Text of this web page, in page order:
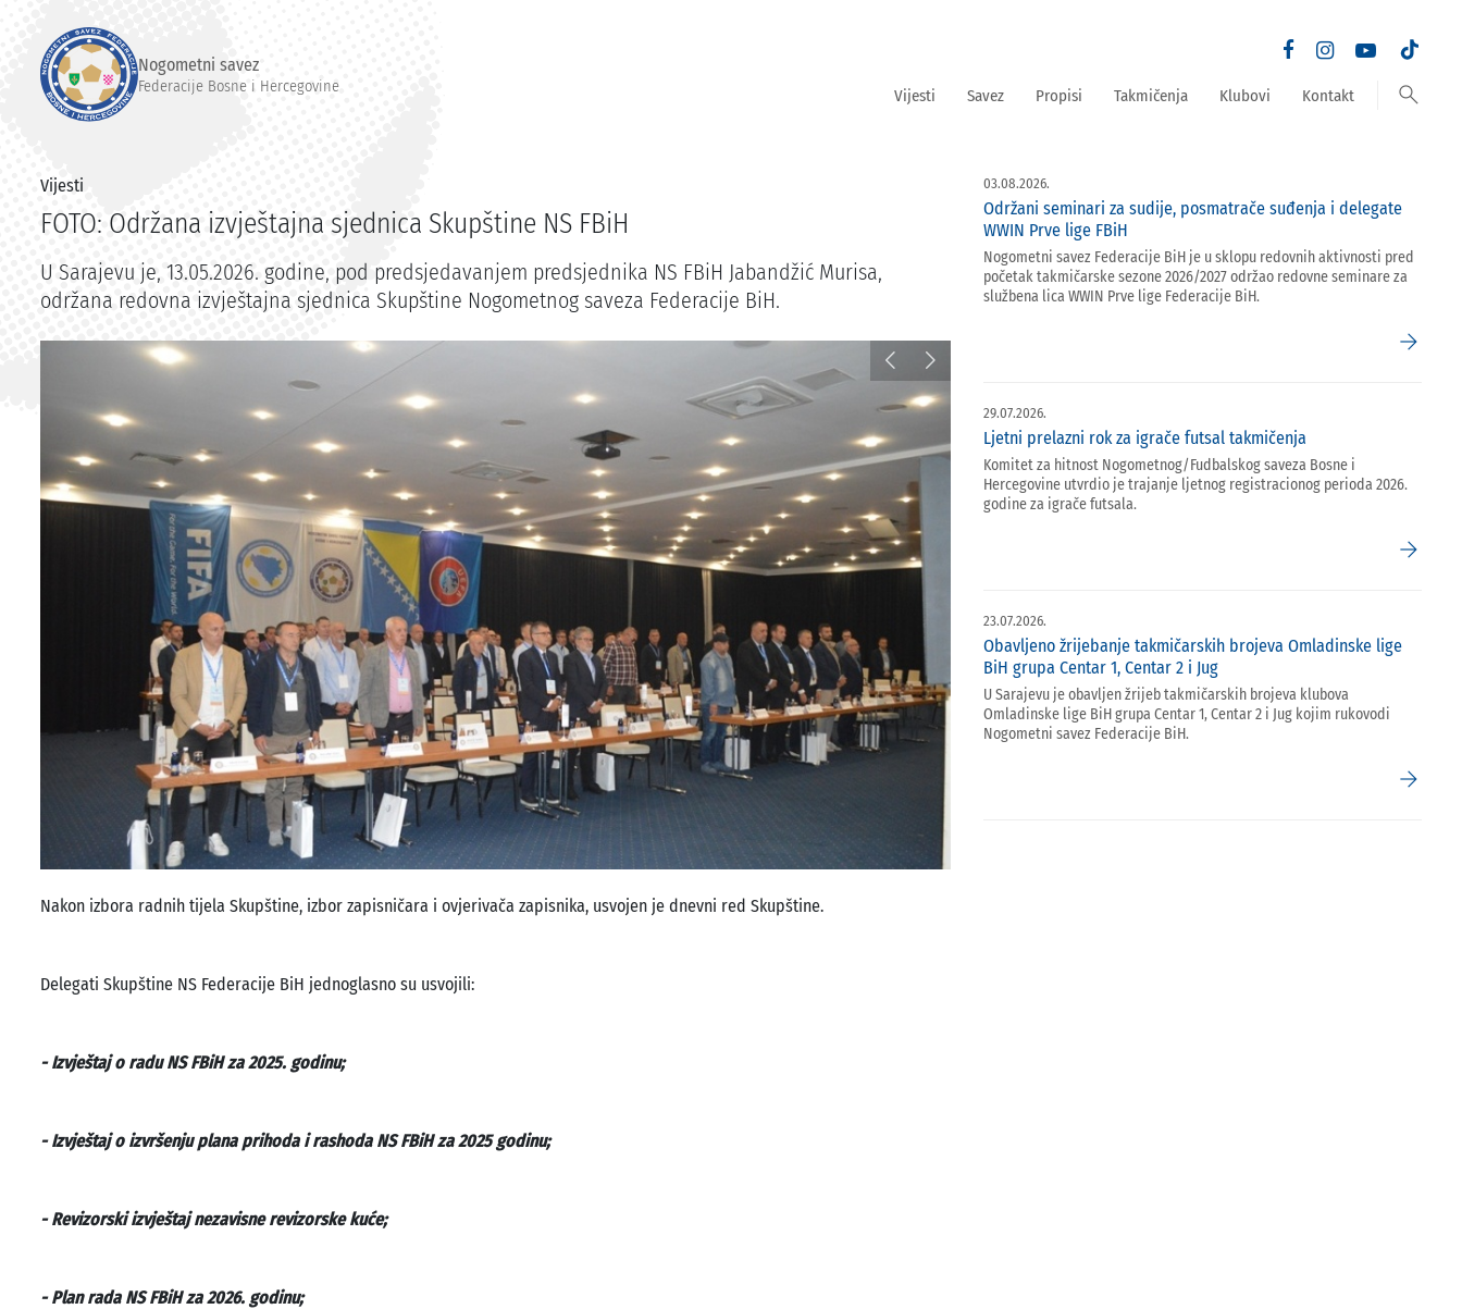
Nogometni savez
Federacije Bosne i Hercegovine Vijesti Savez Propisi Takmičenja Klubovi Kontakt search
Vijesti
FOTO: Održana izvještajna sjednica Skupštine NS FBiH
U Sarajevu je, 13.05.2026. godine, pod predsjedavanjem predsjednika NS FBiH Jabandžić Murisa,
održana redovna izvještajna sjednica Skupštine Nogometnog saveza Federacije BiH.
Nakon izbora radnih tijela Skupštine, izbor zapisničara i ovjerivača zapisnika, usvojen je dnevni red Skupštine.
Delegati Skupštine NS Federacije BiH jednoglasno su usvojili:
- Izvještaj o radu NS FBiH za 2025. godinu;
- Izvještaj o izvršenju plana prihoda i rashoda NS FBiH za 2025 godinu;
- Revizorski izvještaj nezavisne revizorske kuće;
- Plan rada NS FBiH za 2026. godinu;
03.08.2026.
Održani seminari za sudije, posmatrače suđenja i delegate
WWIN Prve lige FBiH
Nogometni savez Federacije BiH je u sklopu redovnih aktivnosti pred
početak takmičarske sezone 2026/2027 održao redovne seminare za
službena lica WWIN Prve lige Federacije BiH.
arrow_forward
29.07.2026.
Ljetni prelazni rok za igrače futsal takmičenja
Komitet za hitnost Nogometnog/Fudbalskog saveza Bosne i
Hercegovine utvrdio je trajanje ljetnog registracionog perioda 2026.
godine za igrače futsala.
arrow_forward
23.07.2026.
Obavljeno žrijebanje takmičarskih brojeva Omladinske lige
BiH grupa Centar 1, Centar 2 i Jug
U Sarajevu je obavljen žrijeb takmičarskih brojeva klubova
Omladinske lige BiH grupa Centar 1, Centar 2 i Jug kojim rukovodi
Nogometni savez Federacije BiH.
arrow_forward